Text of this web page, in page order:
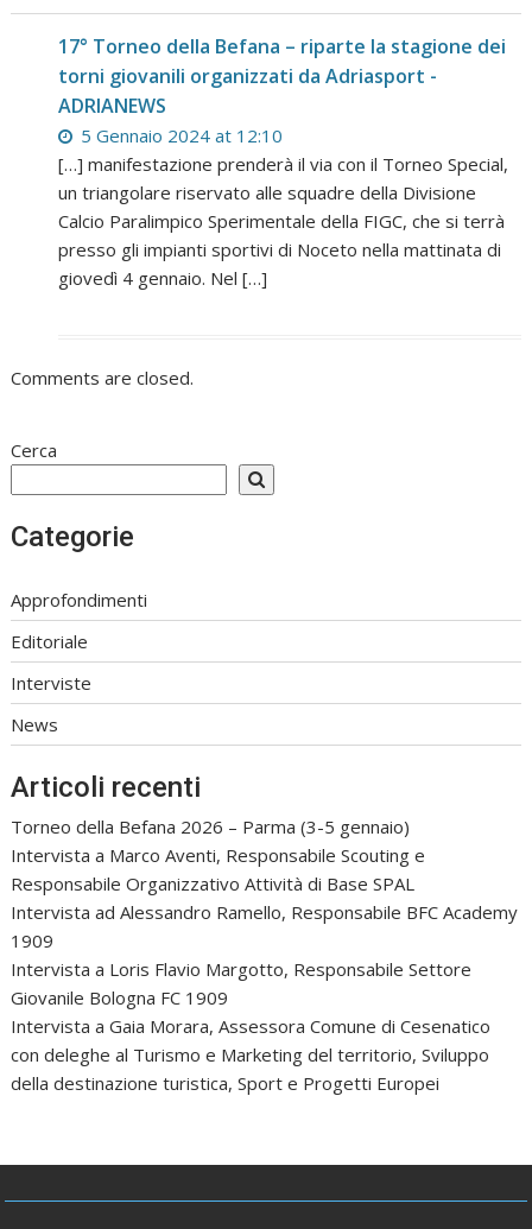
17° Torneo della Befana – riparte la stagione dei
torni giovanili organizzati da Adriasport -
ADRIANEWS
5 Gennaio 2024 at 12:10
[…] manifestazione prenderà il via con il Torneo Special,
un triangolare riservato alle squadre della Divisione
Calcio Paralimpico Sperimentale della FIGC, che si terrà
presso gli impianti sportivi di Noceto nella mattinata di
giovedì 4 gennaio. Nel […]
Comments are closed.
Cerca
Categorie
Approfondimenti
Editoriale
Interviste
News
Articoli recenti
Torneo della Befana 2026 – Parma (3-5 gennaio)
Intervista a Marco Aventi, Responsabile Scouting e
Responsabile Organizzativo Attività di Base SPAL
Intervista ad Alessandro Ramello, Responsabile BFC Academy
1909
Intervista a Loris Flavio Margotto, Responsabile Settore
Giovanile Bologna FC 1909
Intervista a Gaia Morara, Assessora Comune di Cesenatico
con deleghe al Turismo e Marketing del territorio, Sviluppo
della destinazione turistica, Sport e Progetti Europei